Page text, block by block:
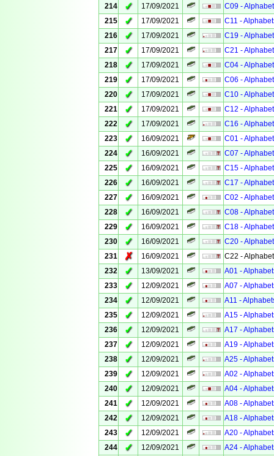
214
✓ 17/09/2021
C09 -
215
✓ 17/09/2021
C11 -
216
✓ 17/09/2021
C19 -
217
✓ 17/09/2021
C21 -
218
✓ 17/09/2021
C04 -
219
✓ 17/09/2021
C06 -
220
✓ 17/09/2021
C10 -
221
✓ 17/09/2021
C12 -
222
✓ 17/09/2021
C16 -
223
✓ 16/09/2021
C01 -
224
✓ 16/09/2021
C07 -
225
✓ 16/09/2021
C15 -
226
✓ 16/09/2021
C17 -
227
✓ 16/09/2021
C02 -
228
✓ 16/09/2021
C08 -
229
✓ 16/09/2021
C18 -
230
✓ 16/09/2021
C20 -
231
✗ 16/09/2021
C22 -
232
✓ 13/09/2021
A01 -
233
✓ 12/09/2021
A07 -
234
✓ 12/09/2021
A11 -
235
✓ 12/09/2021
A15 -
236
✓ 12/09/2021
A17 -
237
✓ 12/09/2021
A19 -
238
✓ 12/09/2021
A25 -
239
✓ 12/09/2021
A02 -
240
✓ 12/09/2021
A04 -
241
✓ 12/09/2021
A08 -
242
✓ 12/09/2021
A18 -
243
✓ 12/09/2021
A20 -
244
✓ 12/09/2021
A24 -